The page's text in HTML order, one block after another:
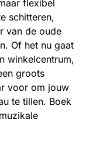
flexibel
schitteren,
van de oude
Of het nu gaat
winkelcentrum,
groots
voor om jouw
te tillen. Boek